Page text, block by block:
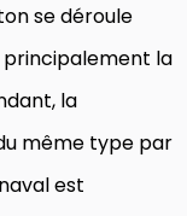
se déroule
principalement la
la
même type par
est